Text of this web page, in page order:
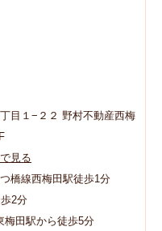
目１−２２ 野村不動産西梅
見る
橋線西梅田駅徒歩1分
2分
梅田駅から徒歩5分